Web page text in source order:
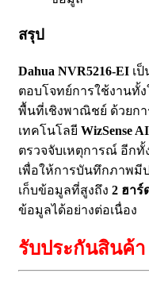
สรุป
Dahua NVR5216-EI เ
ตอบโจทย์การใช้งานทั้
พื้นที่เชิงพาณิชย์ ด้วยกา
เทคโนโลยี WizSense AI
ตรวจจับเหตุการณ์ อีกทั้
เพื่อให้การบันทึกภาพ
เก็บข้อมูลที่สูงถึง 2 ฮาร์
ข้อมูลได้อย่างต่อเนื่อง
รับประกันสินค้า